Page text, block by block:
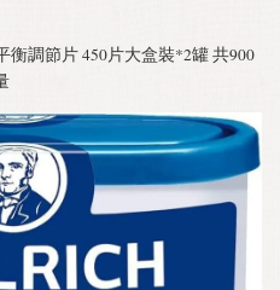
衡調節片 450片大盒裝*2罐 共900